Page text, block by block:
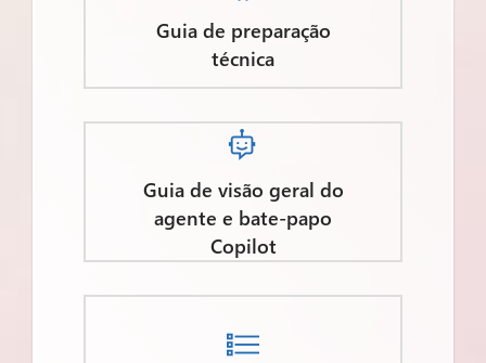
Guia de preparação
técnica

Guia de visão geral do
agente e bate-papo
Copilot
